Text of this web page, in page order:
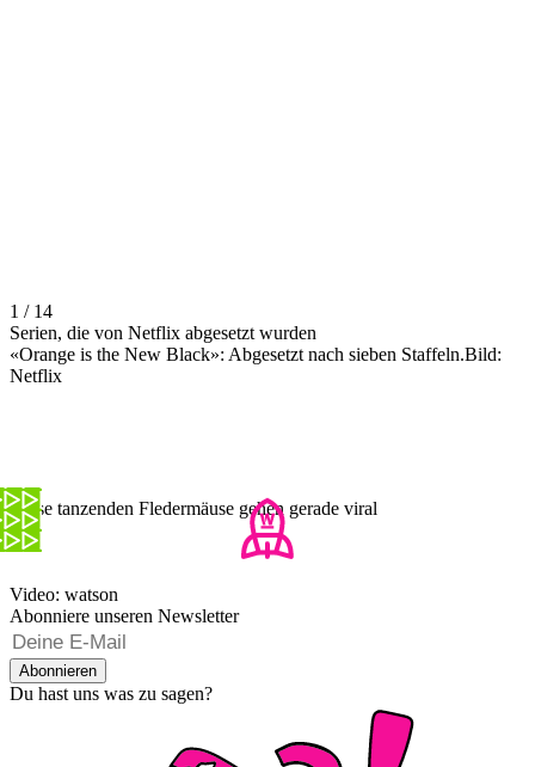
1 / 14
Serien, die von Netflix abgesetzt wurden
«Orange is the New Black»: Abgesetzt nach sieben Staffeln.Bild:
Netflix
Diese tanzenden Fledermäuse gehen gerade viral
Video: watson
Abonniere unseren Newsletter
Abonnieren
Du hast uns was zu sagen?